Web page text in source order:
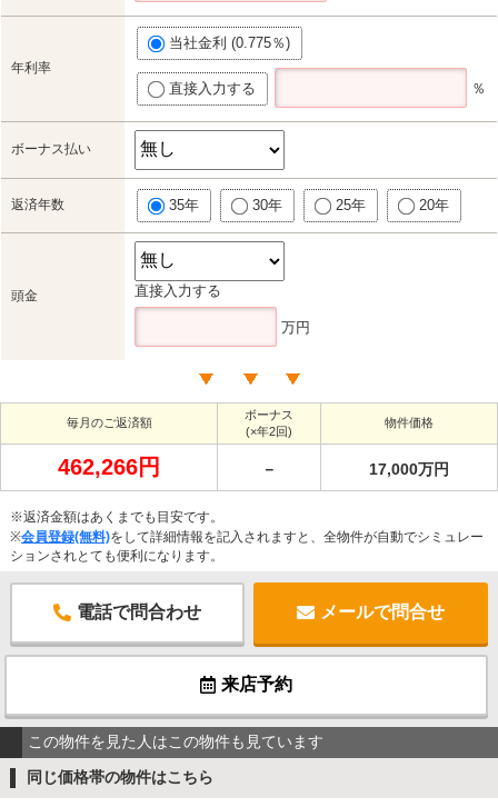
年利率
当社金利 (0.775％)
直接入力する ％
ボーナス払い
返済年数 35年 30年 25年 20年
頭金 直接入力する
万円
毎月のご返済額
ボーナス
(×年2回)
物件価格
462,266円 － 17,000万円
※返済金額はあくまでも目安です。
※会員登録(無料)をして詳細情報を記入されますと、全物件が自動でシミュレー
ションされとても便利になります。
電話で問合わせ メールで問合せ
来店予約
この物件を見た人はこの物件も見ています
同じ価格帯の物件はこちら